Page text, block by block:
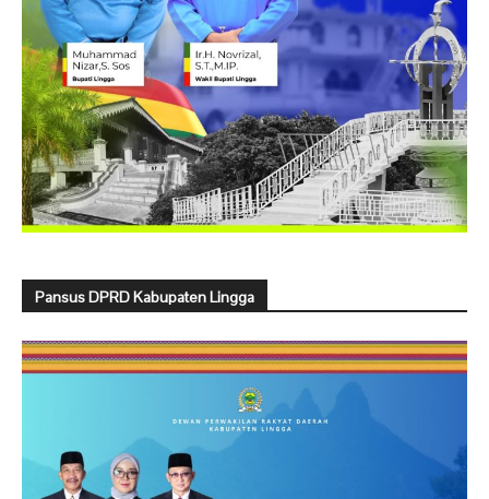
Pansus DPRD Kabupaten Lingga